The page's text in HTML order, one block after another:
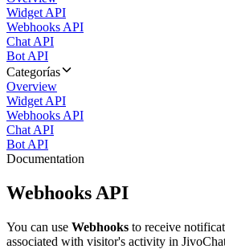
Widget API
Webhooks API
Chat API
Bot API
Categorías
Overview
Widget API
Webhooks API
Chat API
Bot API
Documentation
Webhooks API
You can use Webhooks to receive
associated with visitor's activity in